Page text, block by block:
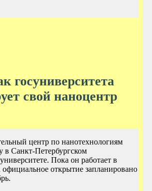
госуниверситета
свой наноцентр
центр по нанотехнологиям
в Санкт-Петербургском
Пока он работает в
открытие запланировано